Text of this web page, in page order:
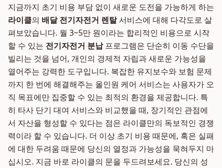
지금까지 초기 비용 부담 없이 새로운 도전을 가능하게 하는
라이클의 배달 전기자전거 렌탈서비스에 대해 다각도로 살
펴보았습니다. 월 3~5만 원이라는 합리적인 비용으로 시작
할 수 있는 전기자전거 분납프로그램은 단순히 이동 수단을
빌리는 것을 넘어, 개인의 경제적 자립과 새로운 가능성을
열어주는 강력한 도구입니다. 복잡한 유지보수와 보험 문제
까지 한 번에 해결해주는 올인원 케어 서비스는 사용자가 오
직 목표에만 집중할 수 있는 최적의 환경을 제공합니다. 특
히 타사 단기 대여 서비스와 비교했을 때, 장기적인 관점에
서 자산을 형성할 수 있다는 점은 라이클만의 독보적인 경쟁
력이라 할 수 있습니다. 더 이상 초기 비용 때문에, 혹은 실패
에 대한 두려움 때문에 당신의 열정과 가능성을 묵혀두지 마
십시오. 지금 바로 라이클의 문을 두드려보세요. 당신의 성